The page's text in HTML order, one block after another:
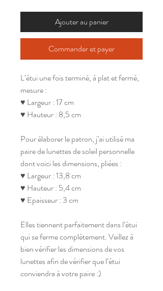
Ajouter au panier
Commander et payer
L’étui une fois terminé, à plat et fermé,
mesure :
♥ Largeur : 17 cm
♥ Hauteur : 8,5 cm
Pour élaborer le patron, j’ai utilisé ma
paire de lunettes de soleil personnelle
dont voici les dimensions, pliées :
♥ Largeur : 13,8 cm
♥ Hauteur : 5,4 cm
♥ Epaisseur : 3 cm
Elles tiennent parfaitement dans l’étui
qui se ferme complètement. Veillez à
bien vérifier les dimensions de vos
lunettes afin de vérifier que l’étui
conviendra à votre paire :)